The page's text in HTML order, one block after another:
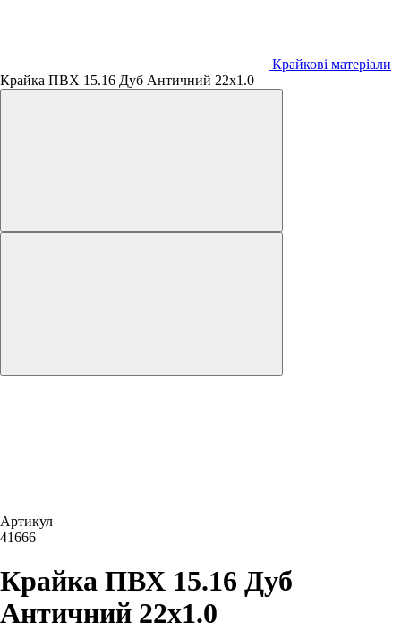
Крайкові матеріали
Крайка ПВХ 15.16 Дуб Античний 22х1.0
Артикул
41666
Крайка ПВХ 15.16 Дуб
Античний 22х1.0